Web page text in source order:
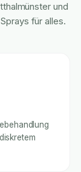
und
für alles.